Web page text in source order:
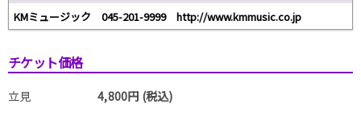
KMミュージック 045-201-9999 http://www.kmmusic.co.jp
チケット価格
立見 4,800円 (税込)